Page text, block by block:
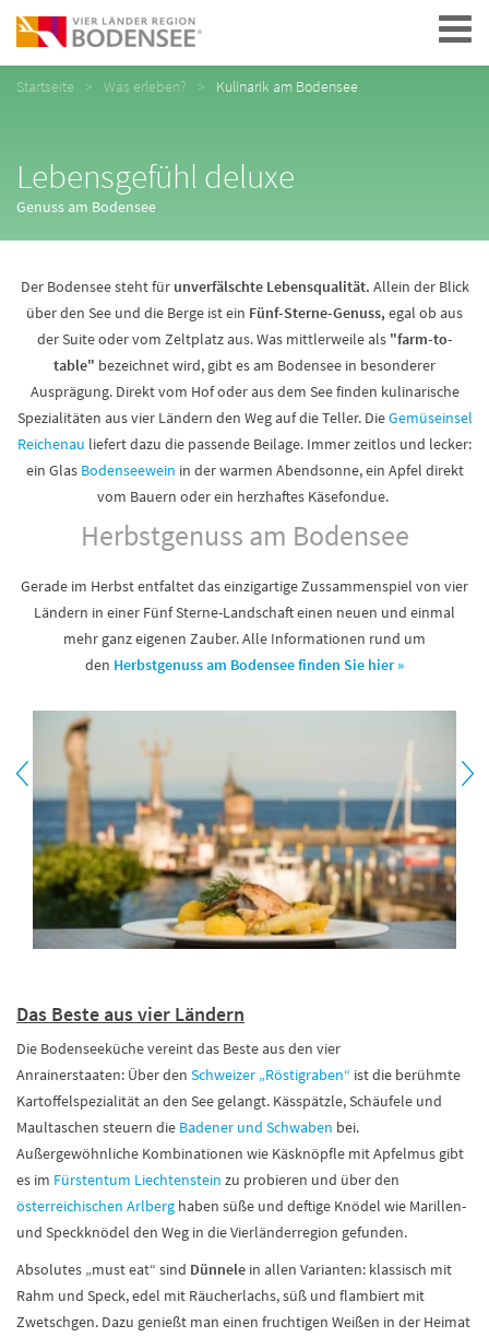
Navigation
Startseite Was erleben? Kulinarik am Bodensee
Lebensgefühl deluxe
Genuss am Bodensee
Der Bodensee steht für unverfälschte Lebensqualität. Allein der Blick
über den See und die Berge ist ein Fünf-Sterne-Genuss,egal ob aus
der Suite oder vom Zeltplatz aus. Was mittlerweile als "farm-to-
table" bezeichnet wird, gibt es am Bodensee in besonderer
Ausprägung. Direkt vom Hof oder aus dem See finden kulinarische
Spezialitäten aus vier Ländern den Weg auf die Teller. DieGemüseinsel
Reichenau liefert dazu die passende Beilage. Immer zeitlos und lecker:
ein Glas Bodenseewein in der warmen Abendsonne, ein Apfel direkt
vom Bauern oder ein herzhaftes Käsefondue.
Herbstgenuss am Bodensee
Gerade im Herbst entfaltet das einzigartige Zussammenspiel von vier
Ländern in einer Fünf Sterne-Landschaft einen neuen und einmal
mehr ganz eigenen Zauber. Alle Informationen rund um
den Herbstgenuss am Bodensee finden Sie hier »
Das Beste aus vier Ländern
Die Bodenseeküche vereint das Beste aus den vier
Anrainerstaaten: Über den Schweizer „Röstigraben“ ist die berühmte
Kartoffelspezialität an den See gelangt. Kässpätzle, Schäufele und
Maultaschen steuern die Badener und Schwaben bei.
Außergewöhnliche Kombinationen wie Käsknöpfle mit Apfelmus gibt
es im Fürstentum Liechtenstein zu probieren und über den
österreichischen Arlberg haben süße und deftige Knödel wie Marillen-
und Speckknödel den Weg in die Vierländerregion gefunden.
Absolutes „must eat“ sind Dünnele in allen Varianten: klassisch mit
Rahm und Speck, edel mit Räucherlachs, süß und flambiert mit
Zwetschgen. Dazu genießt man einen fruchtigen Weißen in der Heimat